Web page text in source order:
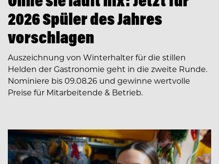
2026 Spüler des Jahres
vorschlagen
Auszeichnung von Winterhalter für die stillen
Helden der Gastronomie geht in die zweite Runde.
Nominiere bis 09.08.26 und gewinne wertvolle
Preise für Mitarbeitende & Betrieb.